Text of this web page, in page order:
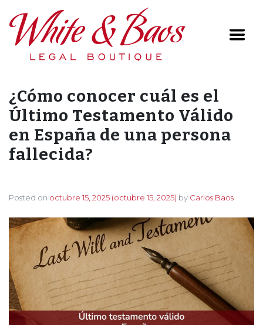
Main Navigation
¿Cómo conocer cuál es el
Último Testamento Válido
en España de una persona
fallecida?
Posted on octubre 15, 2025 (octubre 15, 2025) by Carlos Baos